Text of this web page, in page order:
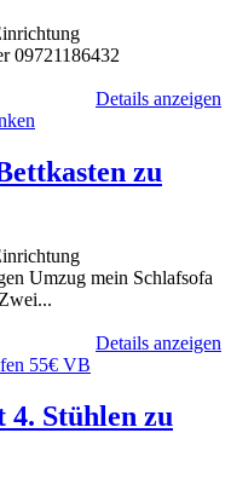
09721186432
Details anzeigen
zu
Umzug mein Schlafsofa
Details anzeigen
Stühlen zu